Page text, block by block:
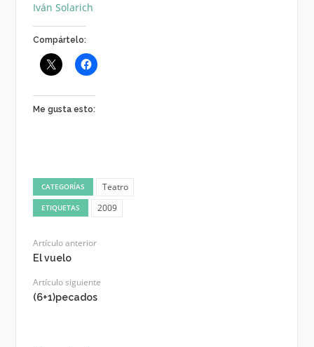
Iván Solarich
Compártelo:
Me gusta esto:
CATEGORÍAS Teatro
ETIQUETAS 2009
Artículo anterior
El vuelo
Artículo siguiente
(6+1)pecados